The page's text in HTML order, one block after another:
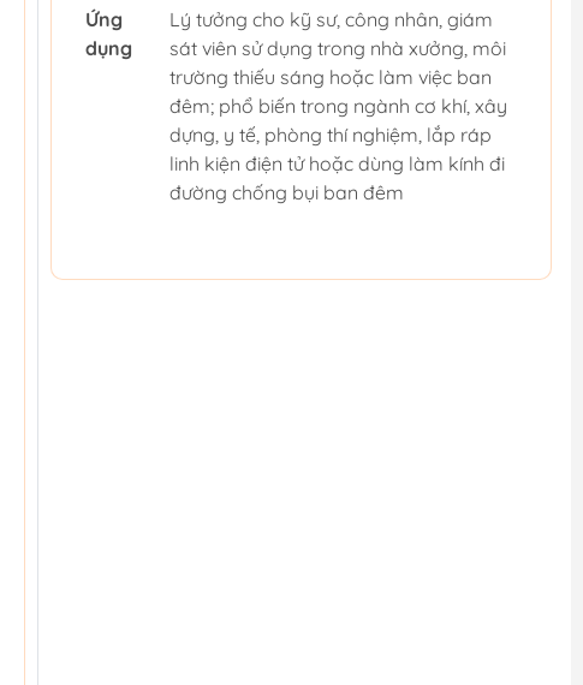
Ứng
dụng
Lý tưởng cho kỹ sư, công nhân, giám
sát viên sử dụng trong nhà xưởng, môi
trường thiếu sáng hoặc làm việc ban
đêm; phổ biến trong ngành cơ khí, xây
dựng, y tế, phòng thí nghiệm, lắp ráp
linh kiện điện tử hoặc dùng làm kính đi
đường chống bụi ban đêm